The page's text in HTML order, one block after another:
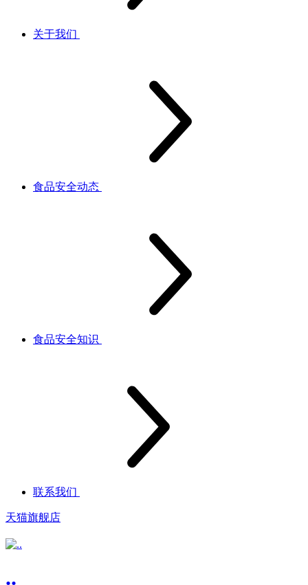
关于我们
食品安全动态
食品安全知识
联系我们
天猫旗舰店
..